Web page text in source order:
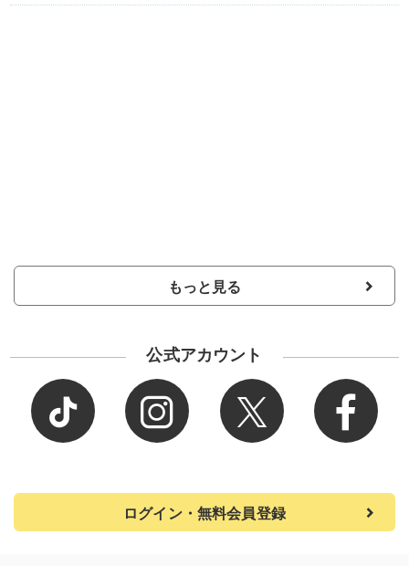
もっと見る
公式アカウント
ログイン・無料会員登録